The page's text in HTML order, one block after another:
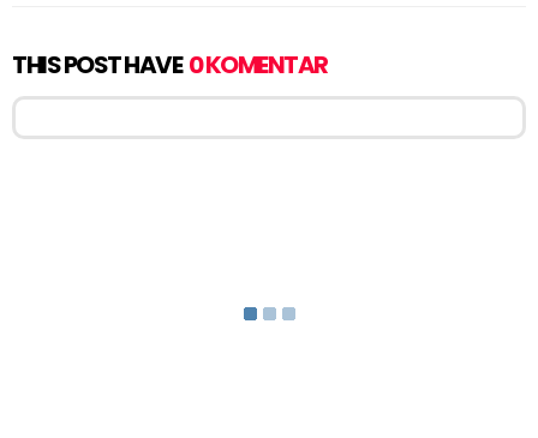
THIS POST HAVE 0 KOMENTAR